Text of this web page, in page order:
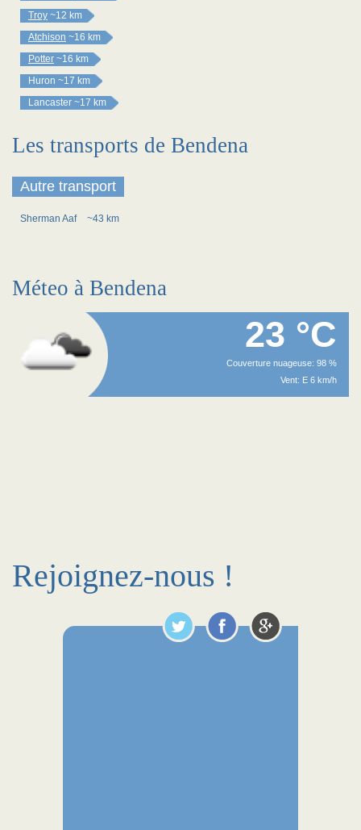
Troy ~12 km
Atchison ~16 km
Potter ~16 km
Huron ~17 km
Lancaster ~17 km
Les transports de Bendena
Autre transport
Sherman Aaf ~43 km
Méteo à Bendena
23 °C
Couverture nuageuse: 98 %
Vent: E 6 km/h
Rejoignez-nous !